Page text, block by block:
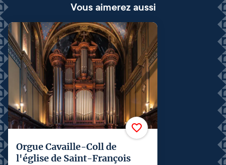
Vous aimerez aussi
Orgue Cavaille-Coll de
l'église de Saint-François